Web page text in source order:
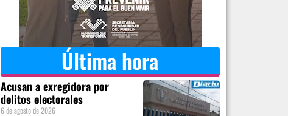
Última hora
Acusan a exregidora por
delitos electorales
6 de agosto de 2026